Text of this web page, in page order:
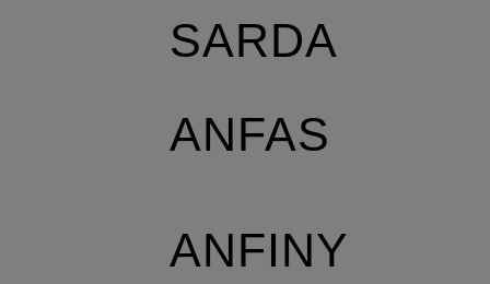
SARDA
ANFAS
ANFINY